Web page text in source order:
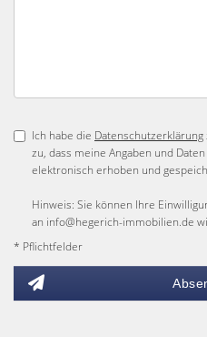
Ich habe die Datenschutzerklärung
zu, dass meine Angaben und
elektronisch erhoben und
Hinweis: Sie können Ihre
an info@hegerich-immobilien.de
* Pflichtfelder